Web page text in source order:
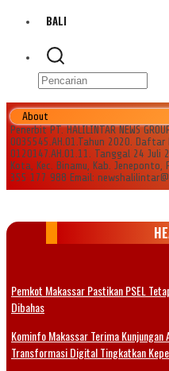
BALI
About
Penerbit PT. HALILINTAR NEWS
0035545.AH.01.Tahun 2020. Daftar
0120147.AH.01.11. Tanggal 24 Juli
Kota, Kec. Binamu, Kab. Jeneponto,
355 177 988 Email:
Pemkot Makassar Pastikan PSEL
Dibahas
Kominfo Makassar Terima
Transformasi Digital Tingkatkan